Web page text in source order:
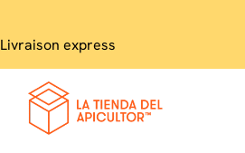
Livraison express